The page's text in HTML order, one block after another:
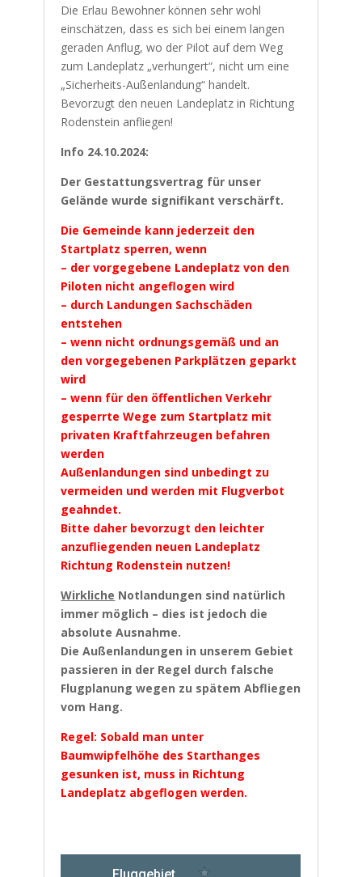
Die Erlau Bewohner können sehr wohl
einschätzen, dass es sich bei einem langen
geraden Anflug, wo der Pilot auf dem Weg
zum Landeplatz „verhungert“, nicht um eine
„Sicherheits-Außenlandung“ handelt.
Bevorzugt den neuen Landeplatz in Richtung
Rodenstein anfliegen!
Info 24.10.2024:
Der Gestattungsvertrag für unser
Gelände wurde signifikant verschärft.
Die Gemeinde kann jederzeit den
Startplatz sperren, wenn
– der vorgegebene Landeplatz von den
Piloten nicht angeflogen wird
– durch Landungen Sachschäden
entstehen
– wenn nicht ordnungsgemäß und an
den vorgegebenen Parkplätzen geparkt
wird
– wenn für den öffentlichen Verkehr
gesperrte Wege zum Startplatz mit
privaten Kraftfahrzeugen befahren
werden
Außenlandungen sind unbedingt zu
vermeiden und werden mit Flugverbot
geahndet.
Bitte daher bevorzugt den leichter
anzufliegenden neuen Landeplatz
Richtung Rodenstein nutzen!
Wirkliche Notlandungen sind natürlich
immer möglich – dies ist jedoch die
absolute Ausnahme.
Die Außenlandungen in unserem Gebiet
passieren in der Regel durch falsche
Flugplanung wegen zu spätem Abfliegen
vom Hang.
Regel: Sobald man unter
Baumwipfelhöhe des Starthanges
gesunken ist, muss in Richtung
Landeplatz abgeflogen werden.